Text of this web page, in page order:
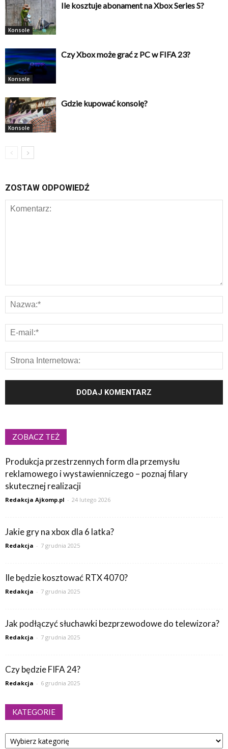
Konsole
Ile kosztuje abonament na Xbox Series S?
Konsole
Czy Xbox może grać z PC w FIFA 23?
Konsole
Gdzie kupować konsolę?
ZOSTAW ODPOWIEDŹ
ZOBACZ TEŻ
Produkcja przestrzennych form dla przemysłu
reklamowego i wystawienniczego – poznaj filary
skutecznej realizacji
Redakcja Ajkomp.pl - 24 lutego 2026
Jakie gry na xbox dla 6 latka?
Redakcja - 7 grudnia 2025
Ile będzie kosztować RTX 4070?
Redakcja - 7 grudnia 2025
Jak podłączyć słuchawki bezprzewodowe do telewizora?
Redakcja - 7 grudnia 2025
Czy będzie FIFA 24?
Redakcja - 6 grudnia 2025
KATEGORIE
Kategorie